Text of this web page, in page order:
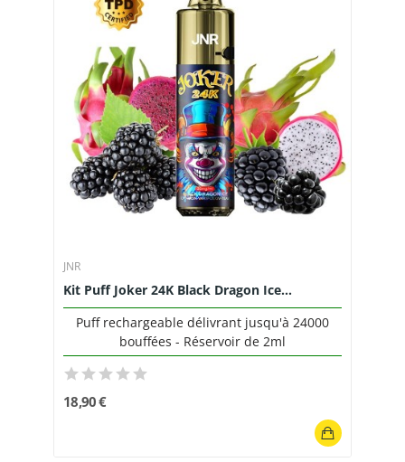
JNR
Kit Puff Joker 24K Black Dragon Ice...
Puff rechargeable délivrant jusqu'à 24000
bouffées - Réservoir de 2ml
18,90 €